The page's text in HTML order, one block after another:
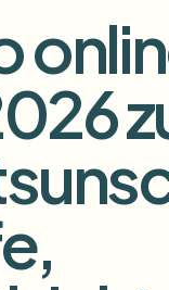
— Ceptory